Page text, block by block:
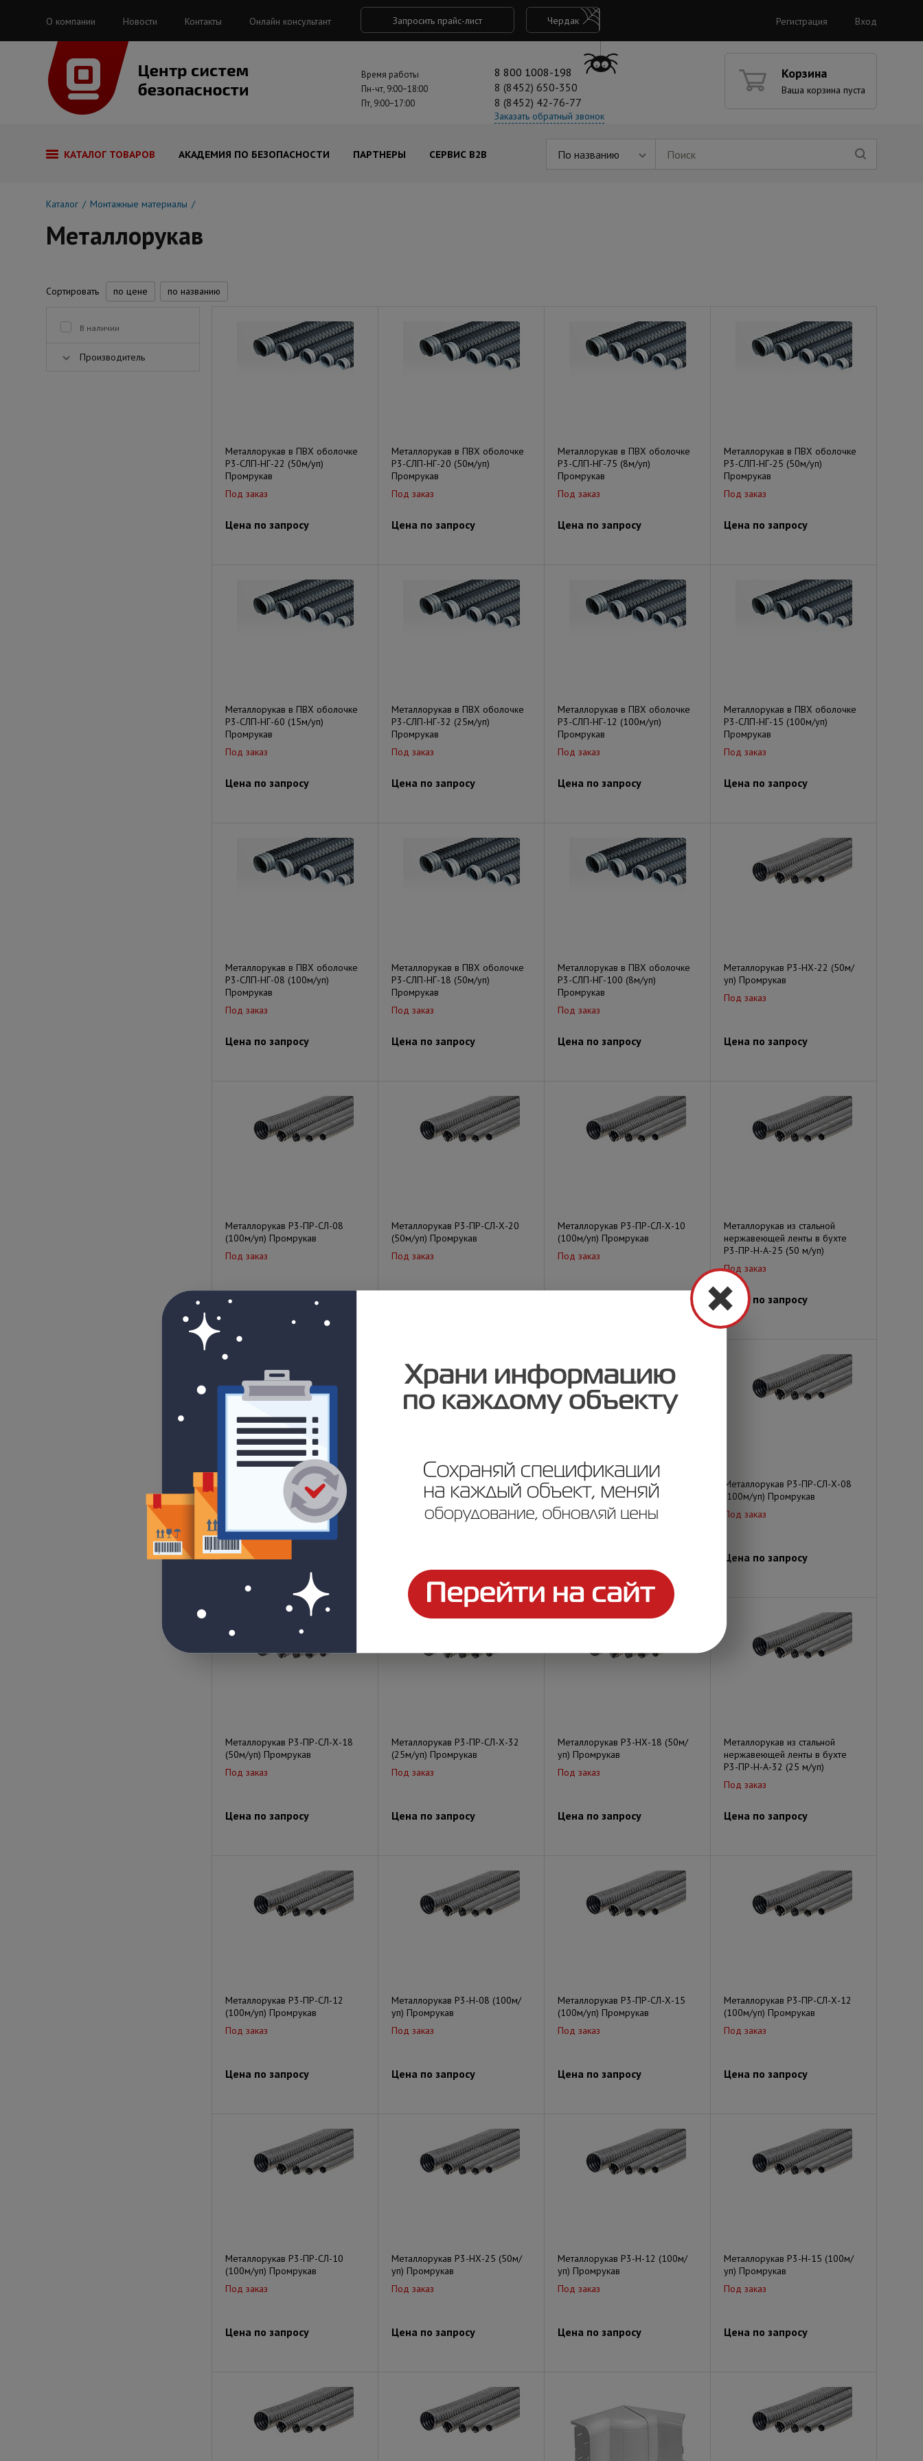
О компании Новости Контакты Онлайн консультант Запросить прайс-лист Чердак Регистрация Вход
Время работы
Пн-чт, 9:00−18:00
Пт, 9:00−17:00
8 800 1008-198
8 (8452) 650-350
8 (8452) 42-76-77
Заказать обратный звонок
Корзина
Ваша корзина пуста
КАТАЛОГ ТОВАРОВ АКАДЕМИЯ ПО БЕЗОПАСНОСТИ ПАРТНЕРЫ СЕРВИС B2B По названию
Каталог Монтажные материалы
Металлорукав
Сортировать по цене по названию
В наличии
Производитель
Металлорукав в ПВХ оболочке
Р3-СЛП-НГ-22 (50м/уп)
Промрукав
Под заказ
Цена по запросу
Металлорукав в ПВХ оболочке
Р3-СЛП-НГ-20 (50м/уп)
Промрукав
Под заказ
Цена по запросу
Металлорукав в ПВХ оболочке
Р3-СЛП-НГ-75 (8м/уп)
Промрукав
Под заказ
Цена по запросу
Металлорукав в ПВХ оболочке
Р3-СЛП-НГ-25 (50м/уп)
Промрукав
Под заказ
Цена по запросу
Металлорукав в ПВХ оболочке
Р3-СЛП-НГ-60 (15м/уп)
Промрукав
Под заказ
Цена по запросу
Металлорукав в ПВХ оболочке
Р3-СЛП-НГ-32 (25м/уп)
Промрукав
Под заказ
Цена по запросу
Металлорукав в ПВХ оболочке
Р3-СЛП-НГ-12 (100м/уп)
Промрукав
Под заказ
Цена по запросу
Металлорукав в ПВХ оболочке
Р3-СЛП-НГ-15 (100м/уп)
Промрукав
Под заказ
Цена по запросу
Металлорукав в ПВХ оболочке
Р3-СЛП-НГ-08 (100м/уп)
Промрукав
Под заказ
Цена по запросу
Металлорукав в ПВХ оболочке
Р3-СЛП-НГ-18 (50м/уп)
Промрукав
Под заказ
Цена по запросу
Металлорукав в ПВХ оболочке
Р3-СЛП-НГ-100 (8м/уп)
Промрукав
Под заказ
Цена по запросу
Металлорукав Р3-НХ-22 (50м/
уп) Промрукав
Под заказ
Цена по запросу
Металлорукав Р3-ПР-СЛ-08
(100м/уп) Промрукав
Под заказ
Цена по запросу
Металлорукав Р3-ПР-СЛ-Х-20
(50м/уп) Промрукав
Под заказ
Металлорукав Р3-ПР-СЛ-Х-10
(100м/уп) Промрукав
Под заказ
Металлорукав из стальной
нержавеющей ленты в бухте
Р3-ПР-Н-А-25 (50 м/уп)
Под заказ
Цена по запросу
Металлорукав Р3-НХ-50 (15м/
уп) Промрукав
Цена по запросу
Металлорукав Р3-ПР-СЛ-Х-22
(50м/уп) Промрукав
Под заказ
Металлорукав Р3-НХ-20 (50м/
уп) Промрукав
Под заказ
Металлорукав Р3-ПР-СЛ-Х-08
(100м/уп) Промрукав
Под заказ
Цена по запросу
Металлорукав Р3-ПР-СЛ-Х-18
(50м/уп) Промрукав
Под заказ
Цена по запросу
Металлорукав Р3-ПР-СЛ-Х-32
(25м/уп) Промрукав
Под заказ
Цена по запросу
Металлорукав Р3-НХ-18 (50м/
уп) Промрукав
Под заказ
Цена по запросу
Металлорукав из стальной
нержавеющей ленты в бухте
Р3-ПР-Н-А-32 (25 м/уп)
Под заказ
Цена по запросу
Металлорукав Р3-ПР-СЛ-12
(100м/уп) Промрукав
Под заказ
Цена по запросу
Металлорукав Р3-Н-08 (100м/
уп) Промрукав
Под заказ
Цена по запросу
Металлорукав Р3-ПР-СЛ-Х-15
(100м/уп) Промрукав
Под заказ
Цена по запросу
Металлорукав Р3-ПР-СЛ-Х-12
(100м/уп) Промрукав
Под заказ
Цена по запросу
Металлорукав Р3-ПР-СЛ-10
(100м/уп) Промрукав
Под заказ
Цена по запросу
Металлорукав Р3-НХ-25 (50м/
уп) Промрукав
Под заказ
Цена по запросу
Металлорукав Р3-Н-12 (100м/
уп) Промрукав
Под заказ
Цена по запросу
Металлорукав Р3-Н-15 (100м/
уп) Промрукав
Под заказ
Цена по запросу